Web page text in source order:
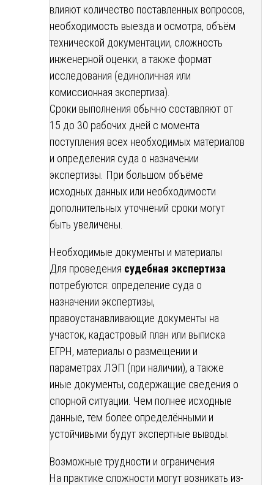
влияют количество поставленных вопросов,
необходимость выезда и осмотра, объём
технической документации, сложность
инженерной оценки, а также формат
исследования (единоличная или
комиссионная экспертиза).
Сроки выполнения обычно составляют от
15 до 30 рабочих дней с момента
поступления всех необходимых материалов
и определения суда о назначении
экспертизы. При большом объёме
исходных данных или необходимости
дополнительных уточнений сроки могут
быть увеличены.
Необходимые документы и материалы
Для проведения судебная экспертиза
потребуются: определение суда о
назначении экспертизы,
правоустанавливающие документы на
участок, кадастровый план или выписка
ЕГРН, материалы о размещении и
параметрах ЛЭП (при наличии), а также
иные документы, содержащие сведения о
спорной ситуации. Чем полнее исходные
данные, тем более определёнными и
устойчивыми будут экспертные выводы.
Возможные трудности и ограничения
На практике сложности могут возникать из-